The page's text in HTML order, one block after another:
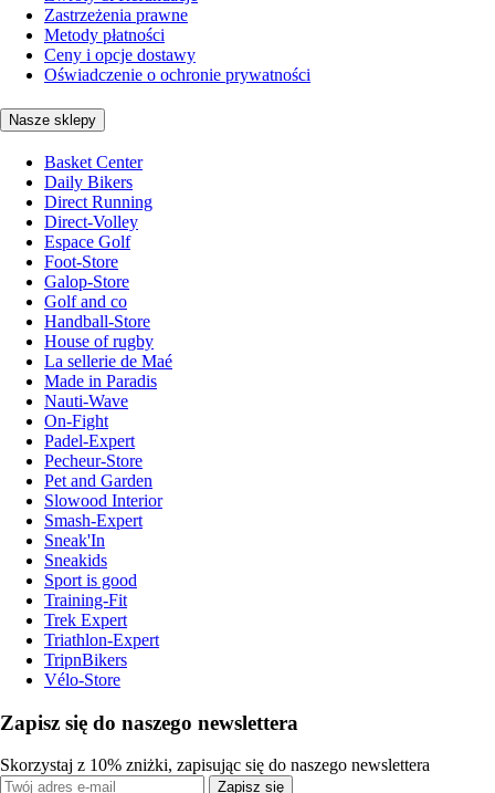
Zastrzeżenia prawne
Metody płatności
Ceny i opcje dostawy
Oświadczenie o ochronie prywatności
Nasze sklepy
Basket Center
Daily Bikers
Direct Running
Direct-Volley
Espace Golf
Foot-Store
Galop-Store
Golf and co
Handball-Store
House of rugby
La sellerie de Maé
Made in Paradis
Nauti-Wave
On-Fight
Padel-Expert
Pecheur-Store
Pet and Garden
Slowood Interior
Smash-Expert
Sneak'In
Sneakids
Sport is good
Training-Fit
Trek Expert
Triathlon-Expert
TripnBikers
Vélo-Store
Zapisz się do naszego newslettera
Skorzystaj z 10% zniżki, zapisując się do naszego newslettera
Zapisz się